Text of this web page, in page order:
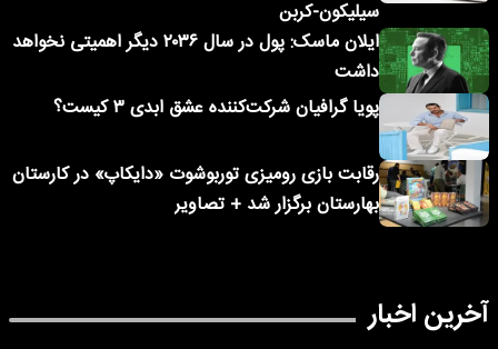
سیلیکون-کربن
ایلان ماسک: پول در سال ۲۰۳۶ دیگر اهمیتی نخواهد
داشت
پویا گرافیان شرکت‌کننده عشق ابدی ۳ کیست؟
رقابت بازی رومیزی توربوشوت «دایکاپ» در کارستان
بهارستان برگزار شد + تصاویر
آخرین اخبار